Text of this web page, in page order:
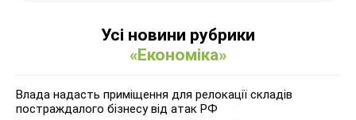
Усі новини рубрики
«Економіка»
Влада надасть приміщення для релокації складів
постраждалого бізнесу від атак РФ